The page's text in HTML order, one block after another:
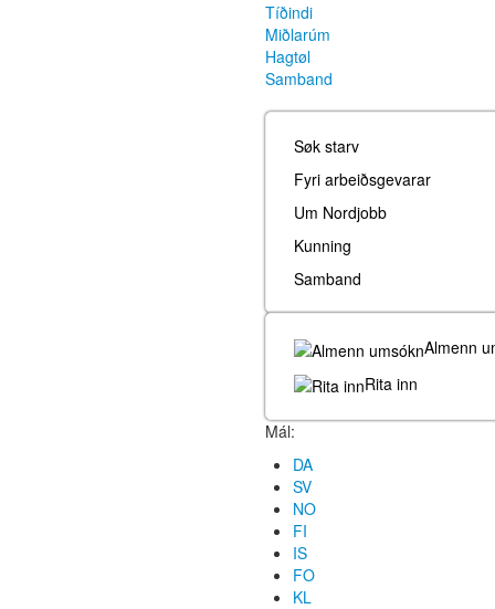
Tíðindi
Miðlarúm
Hagtøl
Samband
Søk starv
Fyri arbeiðsgevarar
Um Nordjobb
Kunning
Samband
Almenn
Rita inn
Mál:
DA
SV
NO
FI
IS
FO
KL